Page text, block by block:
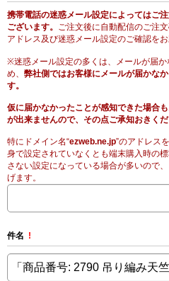
携帯電話の迷惑メール設定によってはご
ございます。 ご注文後に自動配信のご注
アドレス及び迷惑メール設定のご確認をお
※迷惑メール設定の多くは、メールが届
め、 弊社側ではお客様にメールが届かな
す。
仮に届かなかったことが感知できた場合
が出来ませんので、その点ご承知おきく
特にドメイン名“ezweb.ne.jp”のアドレス
身で設定されていなくとも端末購入時の
さない設定になっている場合が多いので
げます。
件名 !